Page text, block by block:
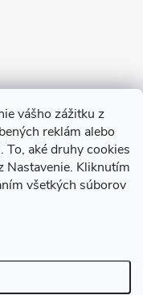
vášho zážitku z
reklám alebo
To, aké druhy cookies
Nastavenie. Kliknutím
všetkých súborov